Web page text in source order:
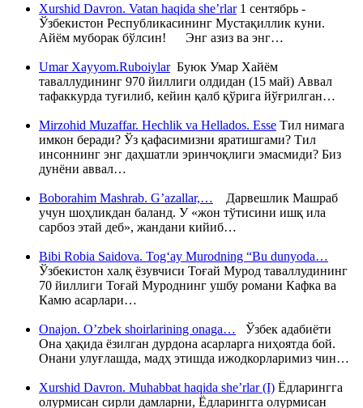
Xurshid Davron. Vatan haqida she’rlar1 сентябрь -
Ўзбекистон Республикасининг Мустақиллик куни.
Айём муборак бўлсин! Энг азиз ва энг…
Umar Xayyom.RuboiylarБуюк Умар Хайём
таваллудининг 970 йиллиги олдидан (15 май) Аввал
тафаккурда туғилиб, кейин қалб қўрига йўғрилган…
Mirzohid Muzaffar. Hechlik va Hellados. Esse Тил нимага
имкон беради? Ўз қафасимизни яратишгами? Тил
инсоннинг энг даҳшатли эринчоқлиги эмасмиди? Биз
дунёни аввал…
Boborahim Mashrab. G’azallar,… Дарвешлик Машраб
учун шоҳликдан баланд. У «жон тўтисини ишқ ила
сарбоз этай деб», жандани кийиб…
Bibi Robia Saidova. Tog‘ay Murodning “Bu dunyoda…
Ўзбекистон халқ ёзувчиси Тоғай Мурод таваллудининг
70 йиллиги Тоғай Муроднинг ушбу романи Кафка ва
Камю асарлари…
Onajon. O’zbek shoirlarining onaga… Ўзбек адабиёти
Она ҳақида ёзилган дурдона асарларга ниҳоятда бой.
Онани улуғлашда, мадҳ этишда ижодкорларимиз чин…
Xurshid Davron. Muhabbat haqida she’rlar (I) Ёдларингга
олурмисан сирли дамларни, Ёдларингга олурмисан